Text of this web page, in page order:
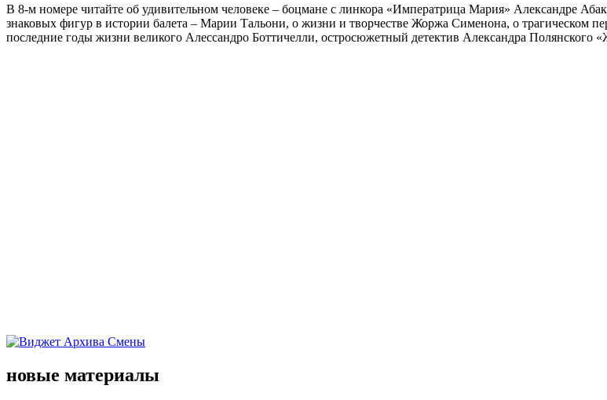
В 8-м номере читайте об удивительном человеке – боцмане с линкора «Императрица Мария» Александре
знаковых фигур в истории балета – Марии Тальони, о жизни и творчестве Жоржа Сименона, о трагическом
последние годы жизни великого Алессандро Боттичелли, остросюжетный детектив Александра Полянского
новые материалы